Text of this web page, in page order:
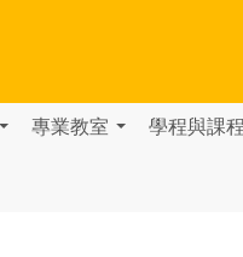
專業教室 學程與課